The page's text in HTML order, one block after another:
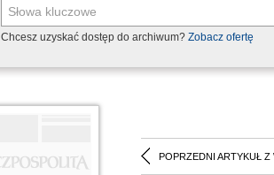
Chcesz uzyskać dostęp do archiwum? Zobacz ofertę
POPRZEDNI ARTYKUŁ Z